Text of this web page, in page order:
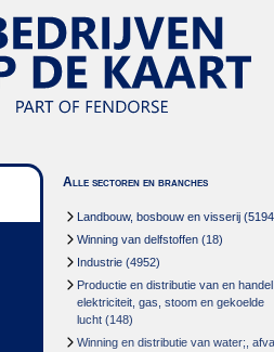
Alle sectoren en branches
Landbouw, bosbouw en visserij
Winning van delfstoffen (18)
Industrie (4952)
Productie en distributie van en
elektriciteit, gas, stoom en gekoelde
lucht (148)
Winning en distributie van water;,